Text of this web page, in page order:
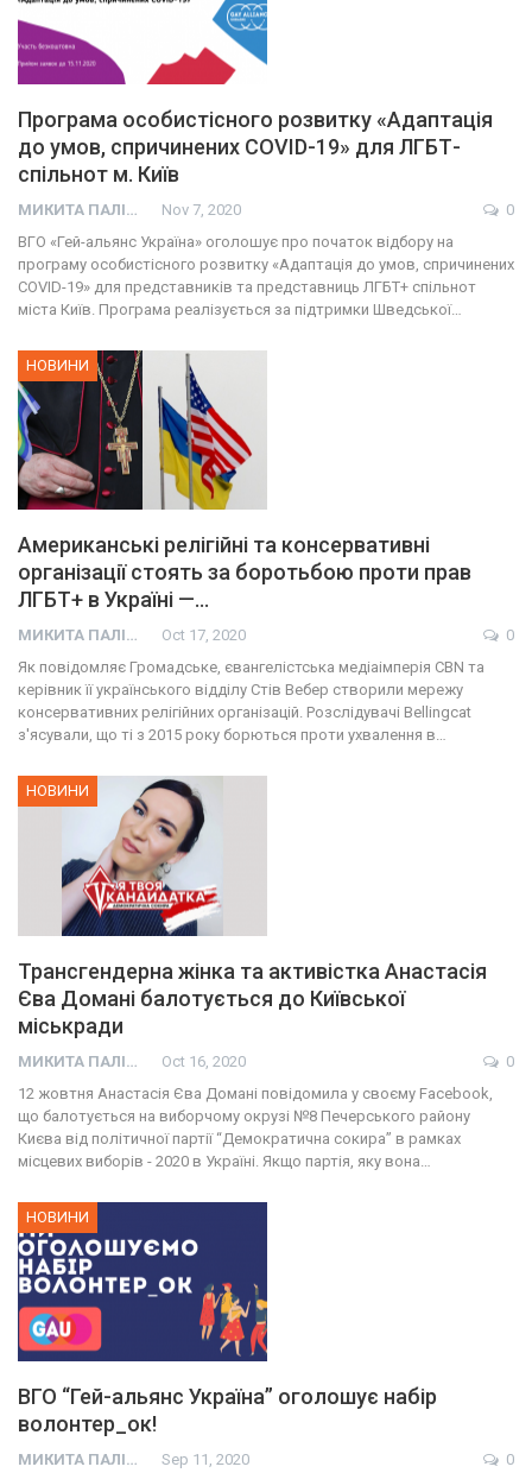
Програма особистісного розвитку «Адаптація
до умов, спричинених СOVID-19» для ЛГБТ-
спільнот м. Київ
МИКИТА ПАЛІЙ Nov 7, 2020
0
ВГО «Гей-альянс Україна» оголошує про початок відбору на
програму особистісного розвитку «Адаптація до умов, спричинених
COVID-19» для представників та представниць ЛГБТ+ спільнот
міста Київ. Програма реалізується за підтримки Шведської…
НОВИНИ
Американські релігійні та консервативні
організації стоять за боротьбою проти прав
ЛГБТ+ в Україні —…
МИКИТА ПАЛІЙ Oct 17, 2020
0
Як повідомляє Громадське, євангелістська медіаімперія CBN та
керівник її українського відділу Стів Вебер створили мережу
консервативних релігійних організацій. Розслідувачі Bellingcat
з'ясували, що ті з 2015 року борються проти ухвалення в…
НОВИНИ
Трансгендерна жінка та активістка Анастасія
Єва Домані балотується до Київської
міськради
МИКИТА ПАЛІЙ Oct 16, 2020
0
12 жовтня Анастасія Єва Домані повідомила у своєму Facebook,
що балотується на виборчому окрузі №8 Печерського району
Києва від політичної партії “Демократична сокира” в рамках
місцевих виборів - 2020 в Україні. Якщо партія, яку вона…
НОВИНИ
ВГО “Гей-альянс Україна” оголошує набір
волонтер_ок!
МИКИТА ПАЛІЙ Sep 11, 2020 0